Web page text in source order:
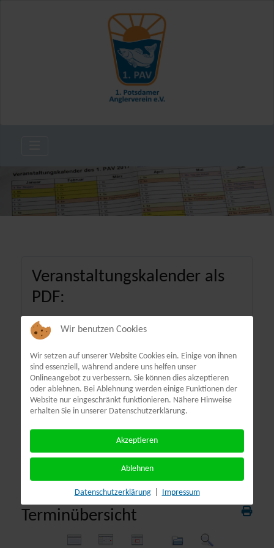
Veranstaltungskalender als
PDF:
Terminübersicht
Wir benutzen Cookies
Wir setzen auf unserer Website Cookies ein. Einige von ihnen
sind essenziell, während andere uns helfen unser
Onlineangebot zu verbessern. Sie können dies akzeptieren
oder ablehnen. Bei Ablehnung werden einige Funktionen der
Website nur eingeschränkt funktionieren. Nähere Hinweise
erhalten Sie in unserer Datenschutzerklärung.
Akzeptieren
Ablehnen
Datenschutzerklärung Impressum